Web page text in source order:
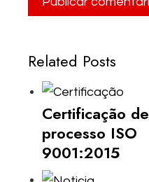
Related Posts
Certificação de
processo ISO
9001:2015